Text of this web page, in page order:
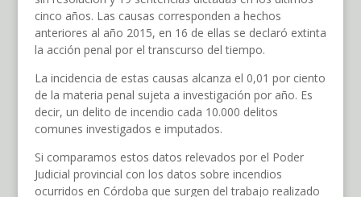
cinco años. Las causas corresponden a hechos
anteriores al año 2015, en 16 de ellas se declaró extinta
la acción penal por el transcurso del tiempo.
La incidencia de estas causas alcanza el 0,01 por ciento
de la materia penal sujeta a investigación por año. Es
decir, un delito de incendio cada 10.000 delitos
comunes investigados e imputados.
Si comparamos estos datos relevados por el Poder
Judicial provincial con los datos sobre incendios
ocurridos en Córdoba que surgen del trabajo realizado